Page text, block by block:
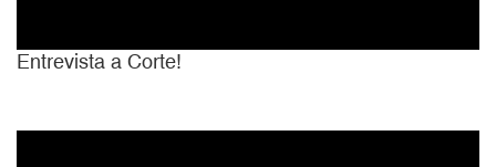
Entrevista a Corte!